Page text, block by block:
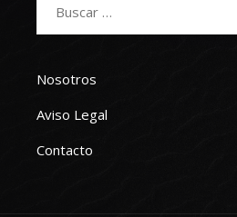
Nosotros
Aviso Legal
Contacto